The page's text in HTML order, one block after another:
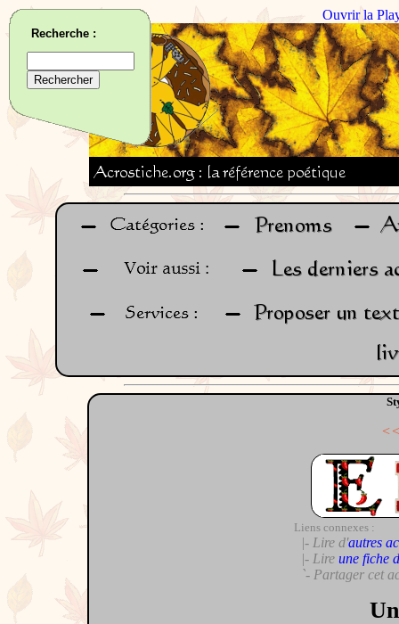
Ouvrir la
Liens connexes :
|- Lire d'autres
|- Lire une fiche
`- Partager cet
Recherche :